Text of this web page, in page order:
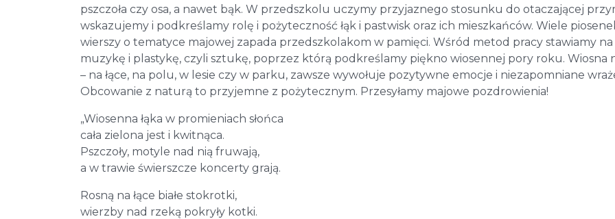
pszczoła czy osa, a nawet bąk. W przedszkolu uczymy przyjaznego stosunku do otaczającej
wskazujemy i podkreślamy rolę i pożyteczność łąk i pastwisk oraz ich mieszkańców. Wiele
wierszy o tematyce majowej zapada przedszkolakom w pamięci. Wśród metod pracy stawiamy na
muzykę i plastykę, czyli sztukę, poprzez którą podkreślamy piękno wiosennej pory roku. Wiosna
– na łące, na polu, w lesie czy w parku, zawsze wywołuje pozytywne emocje i niezapomniane
Obcowanie z naturą to przyjemne z pożytecznym. Przesyłamy majowe pozdrowienia!
„Wiosenna łąka w promieniach słońca
cała zielona jest i kwitnąca.
Pszczoły, motyle nad nią fruwają,
a w trawie świerszcze koncerty grają.
Rosną na łące białe stokrotki,
wierzby nad rzeką pokryły kotki.